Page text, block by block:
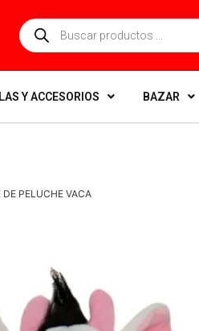
Y ACCESORIOS BAZAR
DE PELUCHE VACA